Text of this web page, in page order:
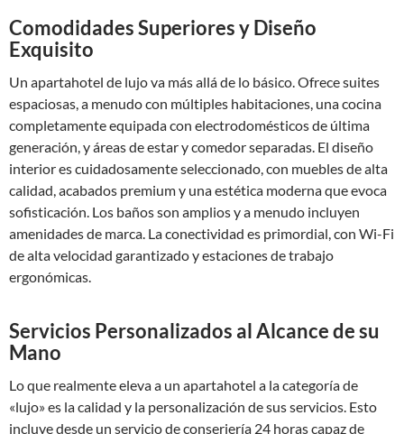
Comodidades Superiores y Diseño
Exquisito
Un apartahotel de lujo va más allá de lo básico. Ofrece suites
espaciosas, a menudo con múltiples habitaciones, una cocina
completamente equipada con electrodomésticos de última
generación, y áreas de estar y comedor separadas. El diseño
interior es cuidadosamente seleccionado, con muebles de alta
calidad, acabados premium y una estética moderna que evoca
sofisticación. Los baños son amplios y a menudo incluyen
amenidades de marca. La conectividad es primordial, con Wi-Fi
de alta velocidad garantizado y estaciones de trabajo
ergonómicas.
Servicios Personalizados al Alcance de su
Mano
Lo que realmente eleva a un apartahotel a la categoría de
«lujo» es la calidad y la personalización de sus servicios. Esto
incluye desde un servicio de conserjería 24 horas capaz de